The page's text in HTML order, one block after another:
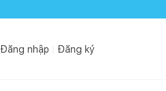
Đăng nhập Đăng ký